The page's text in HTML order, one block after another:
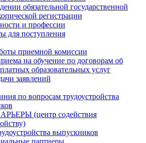
обязательной государственной
регистрации
и профессии
для поступления
приемной комиссии
на обучение по договорам об
образовательных услуг
заявлений
по вопросам трудоустройства
(центр содействия
выпускников
партнеры